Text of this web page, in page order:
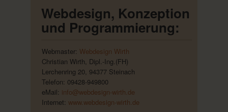
Webdesign, Konzeption
und Programmierung:
Webmaster: Webdesign Wirth
Christian Wirth, Dipl.-Ing.(FH)
Lerchenring 20, 94377 Steinach
Telefon: 09428-949800
eMail: info@webdesign-wirth.de
Internet: www.webdesign-wirth.de